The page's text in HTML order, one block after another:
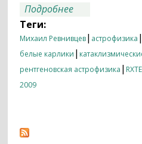
Подробнее
Теги:
Михаил Ревнивцев| астрофизика |
белые карлики |
рентгеновская астрофизика | RXTE
2009